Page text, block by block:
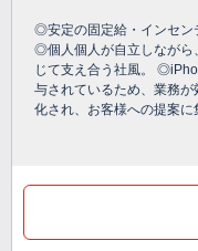
◎安定の固定給・インセン
◎個人個人が自立しながら
じて支え合う社風。
与されているため、業務
化され、お客様への提案に